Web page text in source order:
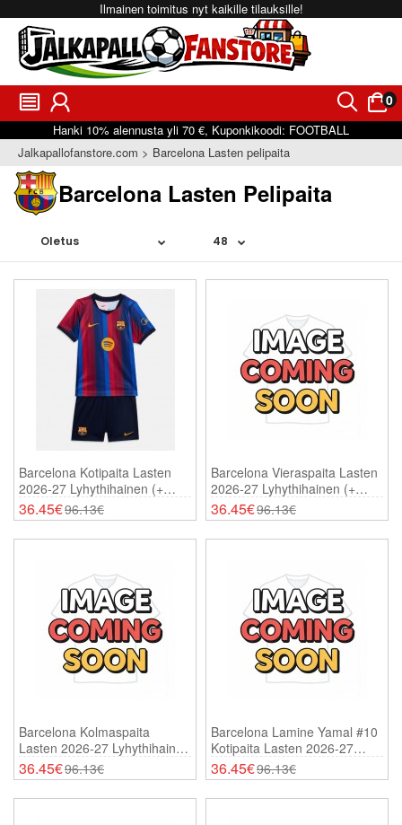
Ilmainen toimitus nyt kaikille tilauksille!
󰂩 󰃳 󰂨 0
󰃠
Hanki 10% alennusta yli 70 €, Kuponkikoodi: FOOTBALL
Jalkapallofanstore.com
Barcelona Lasten pelipaita
Barcelona Lasten Pelipaita
Barcelona Kotipaita Lasten
2026-27 Lyhythihainen (+
Shortsit)
36.45€96.13€
Barcelona Vieraspaita Lasten
2026-27 Lyhythihainen (+
Shortsit)
36.45€96.13€
Barcelona Kolmaspaita
Lasten 2026-27 Lyhythihainen
(+ Shortsit)
36.45€96.13€
Barcelona Lamine Yamal #10
Kotipaita Lasten 2026-27
Lyhythihainen (+ Shortsit)
36.45€96.13€